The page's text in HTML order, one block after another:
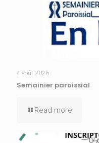
4 août 2026
Semainier paroissial
Read more